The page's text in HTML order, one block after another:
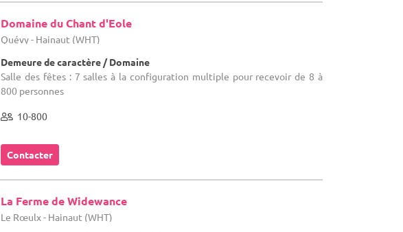
Domaine du Chant d'Eole
Quévy - Hainaut (WHT)
Demeure de caractère / Domaine
Salle des fêtes : 7 salles à la configuration multiple pour recevoir de 8 à
800 personnes
10-800
Contacter
La Ferme de Widewance
Le Rœulx - Hainaut (WHT)